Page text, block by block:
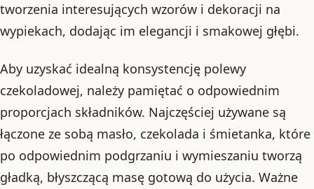
tworzenia interesujących wzorów i dekoracji na
wypiekach, dodając im elegancji i smakowej głębi.
Aby uzyskać idealną konsystencję polewy
czekoladowej, należy pamiętać o odpowiednim
proporcjach składników. Najczęściej używane są
łączone ze sobą masło, czekolada i śmietanka, które
po odpowiednim podgrzaniu i wymieszaniu tworzą
gładką, błyszczącą masę gotową do użycia. Ważne